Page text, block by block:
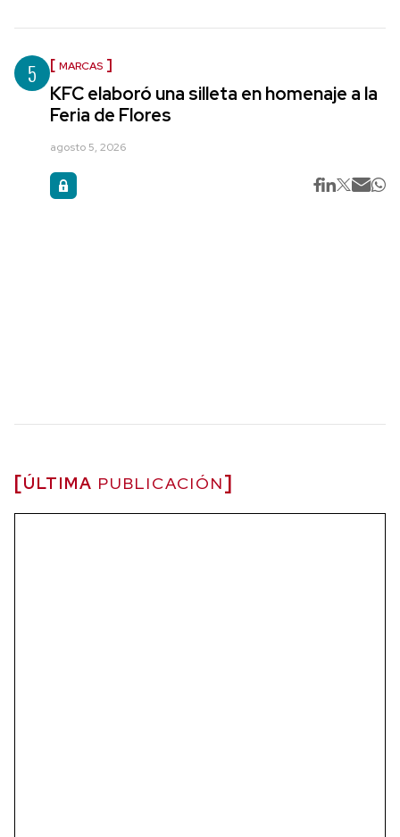
5 MARCAS
KFC elaboró una silleta en homenaje a la
Feria de Flores
agosto 5, 2026
ÚLTIMA PUBLICACIÓN